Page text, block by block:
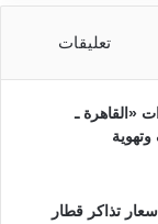
تعليقات
«القاهرة ـ
تذاكر قطار